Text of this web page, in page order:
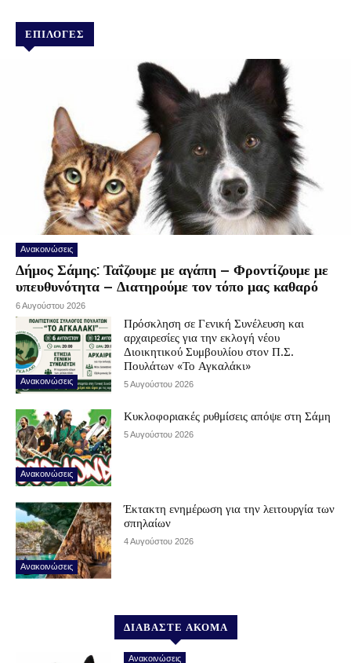
ΕΠΙΛΟΓΕΣ
Ανακοινώσεις
Δήμος Σάμης: Ταΐζουμε με αγάπη – Φροντίζουμε με
υπευθυνότητα – Διατηρούμε τον τόπο μας καθαρό
6 Αυγούστου 2026
Ανακοινώσεις
Πρόσκληση σε Γενική Συνέλευση και
αρχαιρεσίες για την εκλογή νέου
Διοικητικού Συμβουλίου στον Π.Σ.
Πουλάτων «Το Αγκαλάκι»
5 Αυγούστου 2026
Ανακοινώσεις
Κυκλοφοριακές ρυθμίσεις απόψε στη Σάμη
5 Αυγούστου 2026
Ανακοινώσεις
Έκτακτη ενημέρωση για την λειτουργία των
σπηλαίων
4 Αυγούστου 2026
ΔΙΑΒΑΣΤΕ ΑΚΟΜΑ
Ανακοινώσεις